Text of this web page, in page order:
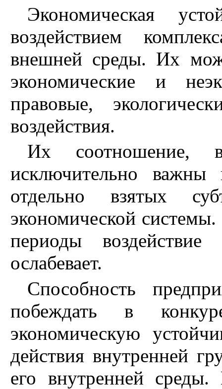
Экономическая
воздействием
внешней среды. Их
экономические и
правовые,
воздействия.
Их соотношение,
исключительно
отдельно взятых
экономической
периоды воздействие
ослабевает.
Способность
побеждать в
экономическую
действия внутренней
его внутренней среды.